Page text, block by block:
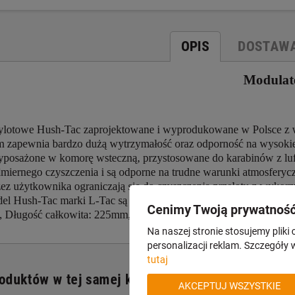
OPIS
Hush-Tac zaprojektowane i wyprodukowane w Polsce
zapewnia bardzo dużą wytrzymałość oraz odporność na
w komorę wsteczną, przystosowane do karabinów
czyszczenia i są odporne na trudne warunki
użytkownika ograniczają się do czyszczenia przelotu z
Hush-Tac marki L-Tac są objęte 3 letnią gwarancją producenta.
całkowita: 225mm, Długość dodana: 155mm,
w tej samej kategorii:
Cenimy Twoją
Na naszej stronie stosujemy pliki
personalizacji reklam. Szczegóły
tutaj
AKCEPTUJ WSZYSTKIE